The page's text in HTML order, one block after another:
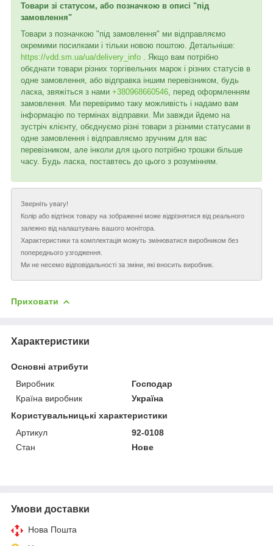
Товари зі статусом, або позначкою в описі "під
замовлення"
Товари з позначкою "під замовлення" ми відправляємо
окремими посилками і тільки новою поштою. Детальніше:
https://vdd.sm.ua/ua/delivery_info . Якщо вам потрібно
обєднати товари різних торгівельних марок і різних статусів в
одне замовлення, або відправка іншим перевізником, будь
ласка, звяжіться з нами +380968660546 , перед оформленням
замовлення. Ми перевіримо таку можливість і надамо вам
інформацію по термінах відправки. Ми завжди йдемо на
зустріч клієнту, обєднуємо різні товари з різними статусами в
одне замовлення і відправляємо зручним для вас
перевізником, але інколи для цього потрібно трошки більше
часу. Будь ласка, поставтесь до цього з розумінням.
Зверніть увагу!
Колір або відтінок товару на зображенні може відрізнятися від реального
залежно від налаштувань вашого монітора.
Характеристики та комплектація можуть змінюватися виробником без
попереднього узгодження.
Ми не несемо відповідальності за зміни, які вносить виробник.
Приховати
Характеристики
Основні атрибути
Виробник
Господар
Країна виробник
Україна
Користувальницькі характеристики
Артикул
92-0108
Стан
Нове
Умови доставки
Нова Пошта